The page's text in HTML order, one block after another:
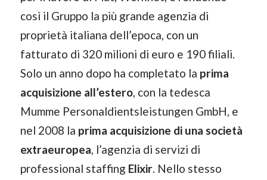
così il Gruppo la più grande agenzia di
proprietà italiana dell’epoca, con un
fatturato di 320 milioni di euro e 190 filiali.
Solo un anno dopo ha completato la prima
acquisizione all’estero, con la tedesca
Mumme Personaldientsleistungen GmbH, e
nel 2008 la prima acquisizione di una società
extraeuropea, l’agenzia di servizi di
professional staffing Elixir. Nello stesso